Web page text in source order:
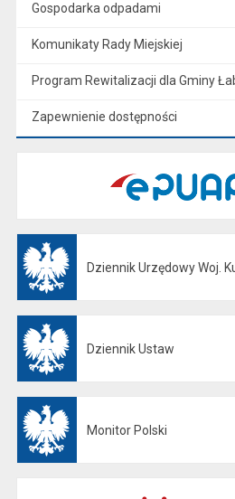
Gospodarka odpadami
Komunikaty Rady Miejskiej
Program Rewitalizacji dla Gminy
Zapewnienie dostępności
Dziennik Urzędowy Woj.
Dziennik Ustaw
Monitor Polski